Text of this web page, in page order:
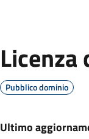
Pubblico dominio
Ultimo